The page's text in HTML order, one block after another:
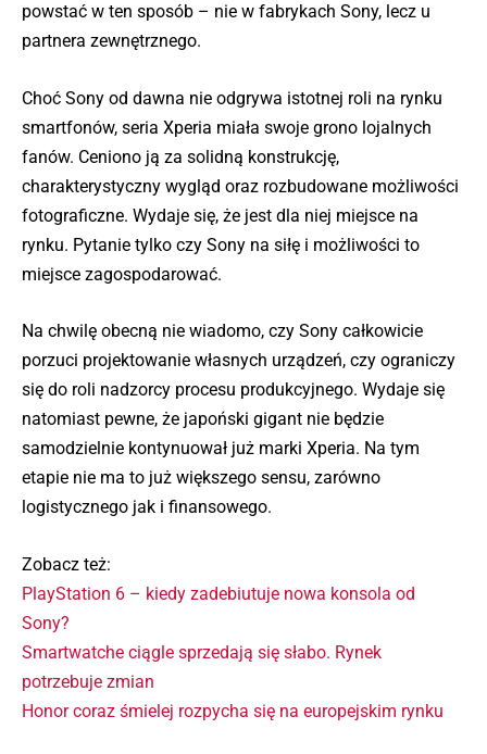
powstać w ten sposób – nie w fabrykach Sony, lecz u
partnera zewnętrznego.
Choć Sony od dawna nie odgrywa istotnej roli na rynku
smartfonów, seria Xperia miała swoje grono lojalnych
fanów. Ceniono ją za solidną konstrukcję,
charakterystyczny wygląd oraz rozbudowane możliwości
fotograficzne. Wydaje się, że jest dla niej miejsce na
rynku. Pytanie tylko czy Sony na siłę i możliwości to
miejsce zagospodarować.
Na chwilę obecną nie wiadomo, czy Sony całkowicie
porzuci projektowanie własnych urządzeń, czy ograniczy
się do roli nadzorcy procesu produkcyjnego. Wydaje się
natomiast pewne, że japoński gigant nie będzie
samodzielnie kontynuował już marki Xperia. Na tym
etapie nie ma to już większego sensu, zarówno
logistycznego jak i finansowego.
Zobacz też:
PlayStation 6 – kiedy zadebiutuje nowa konsola od
Sony?
Smartwatche ciągle sprzedają się słabo. Rynek
potrzebuje zmian
Honor coraz śmielej rozpycha się na europejskim rynku